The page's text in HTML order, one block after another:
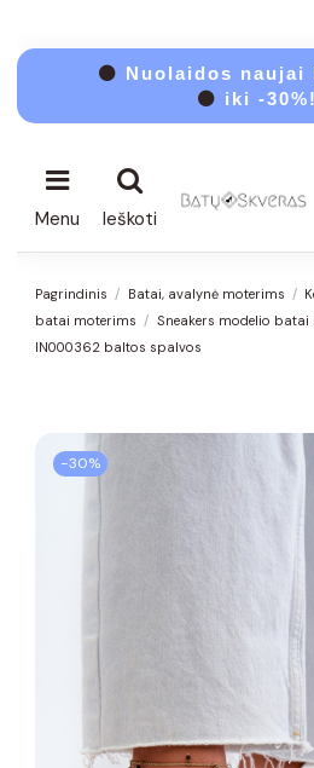
⚫ Nuolaidos naujai
⚫ iki -
Menu Ieškoti
Pagrindinis Batai, avalynė moterims
batai moterims
Sneakers modelio
IN000362 baltos spalvos
−30%